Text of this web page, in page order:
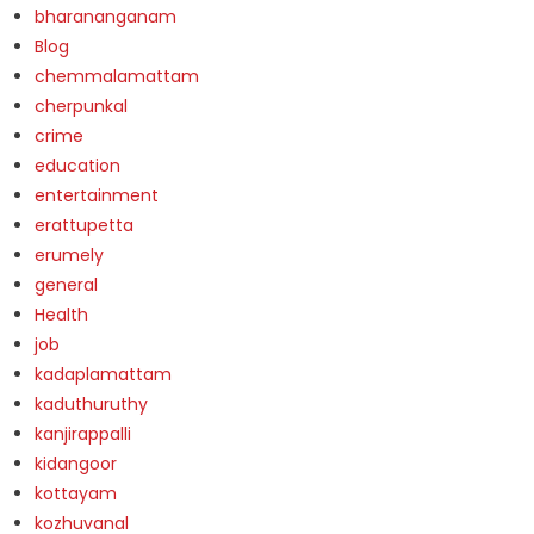
bharananganam
Blog
chemmalamattam
cherpunkal
crime
education
entertainment
erattupetta
erumely
general
Health
job
kadaplamattam
kaduthuruthy
kanjirappalli
kidangoor
kottayam
kozhuvanal